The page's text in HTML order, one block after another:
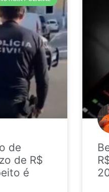
de
de R$
é